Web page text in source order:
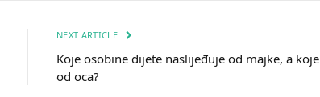
NEXT ARTICLE
Koje osobine dijete naslijeđuje od majke, a koje
od oca?